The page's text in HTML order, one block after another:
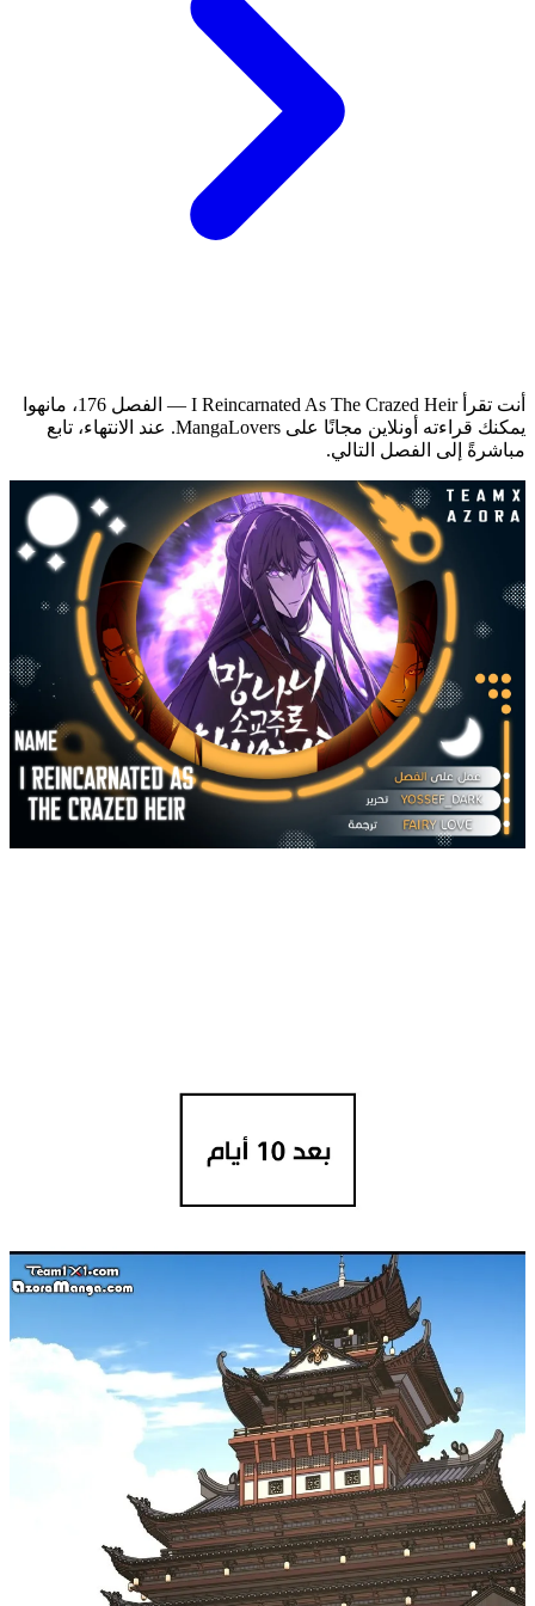
أنت تقرأ I Reincarnated As The Crazed Heir — الفصل 176، مانهوا
يمكنك قراءته أونلاين مجانًا على MangaLovers.
عند الانتهاء، تابع
مباشرةً إلى الفصل التالي.